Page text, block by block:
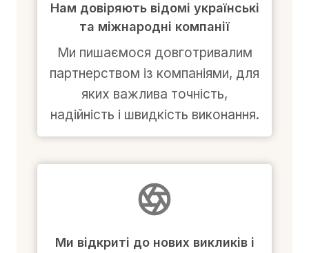
Нам довіряють відомі українські
та міжнародні компанії
Ми пишаємося довготривалим
партнерством із компаніями, для
яких важлива точність,
надійність і швидкість виконання.
Ми відкриті до нових викликів і